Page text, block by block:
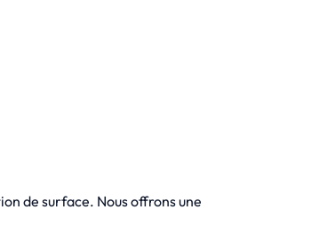
de surface. Nous offrons une